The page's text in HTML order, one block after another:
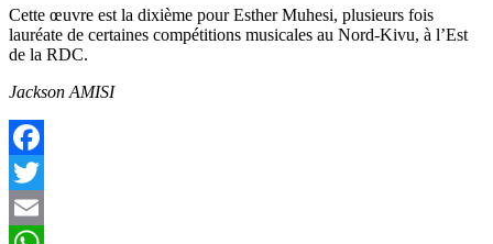
Cette œuvre est la dixième pour Esther Muhesi, plusieurs fois
lauréate de certaines compétitions musicales au Nord-Kivu, à l’Est
de la RDC.
Jackson AMISI
Facebook
Twitter